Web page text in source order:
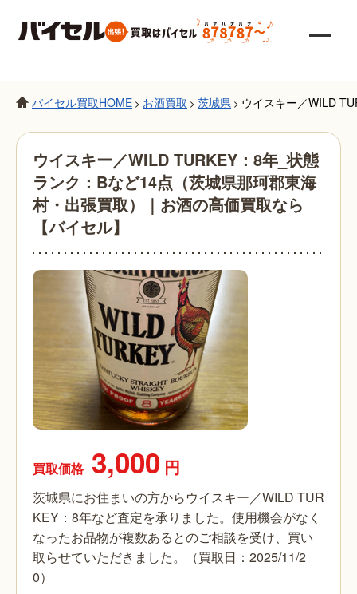
バイセル買取HOME > お酒買取 > 茨城県 > ウイスキー／WILD
ウイスキー／WILD TURKEY：8年_状態
ランク：Bなど14点（茨城県那珂郡東海
村・出張買取）｜お酒の高価買取なら
【バイセル】
買取価格 3,000 円
茨城県にお住まいの方からウイスキー／WILD TUR
KEY：8年など査定を承りました。使用機会がなく
なったお品物が複数あるとのご相談を受け、買い
取らせていただきました。（買取日：2025/11/2
0）